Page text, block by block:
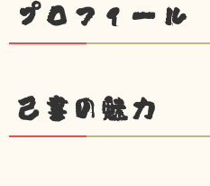
プロフィール
己書の魅力